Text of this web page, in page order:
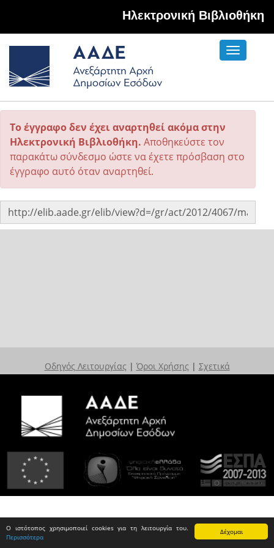
Δέχομαι
Ο ιστότοπος χρησιμοποιεί cookies για τη λειτουργία του.
Περισσότερα
Hλεκτρονική Βιβλιοθήκη
Toggle
Το έγγραφο δεν έχει αναρτηθεί ακόμα στην
Ηλεκτρονική Βιβλιοθήκη. Αποθηκεύστε τον
παρακάτω σύνδεσμο ώστε να έχετε πρόσβαση στο
έγγραφο αυτό όταν αναρτηθεί.
Οδηγός Λειτουργίας | Όροι Χρήσης | Σχετικά